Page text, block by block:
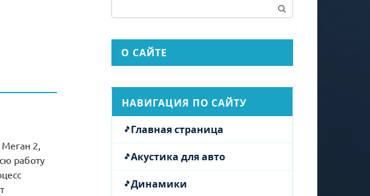
2,
работу
О САЙТЕ
НАВИГАЦИЯ ПО САЙТУ
Главная страница
Акустика для авто
Динамики